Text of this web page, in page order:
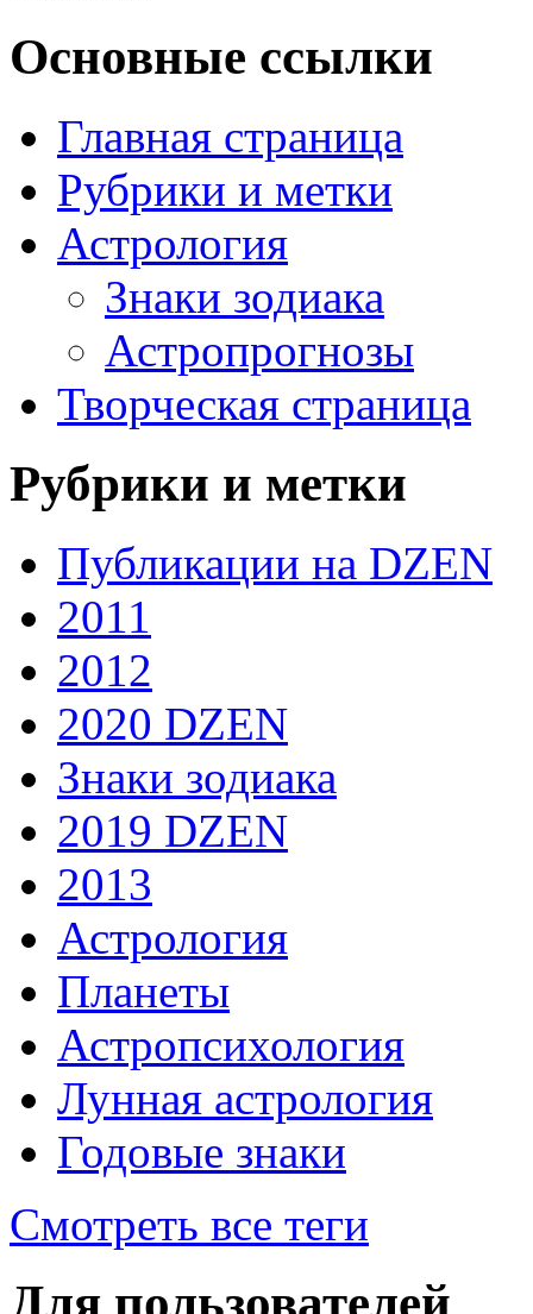
Основные ссылки
Главная страница
Рубрики и метки
Астрология
Знаки зодиака
Астропрогнозы
Творческая страница
Рубрики и метки
Публикации на DZEN
2011
2012
2020 DZEN
Знаки зодиака
2019 DZEN
2013
Астрология
Планеты
Астропсихология
Лунная астрология
Годовые знаки
Смотреть все теги